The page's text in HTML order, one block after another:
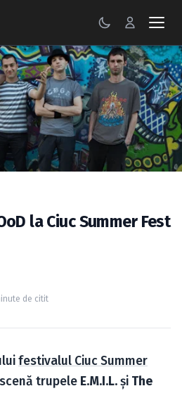
la Ciuc Summer Fest
de citit
festivalul Ciuc Summer
trupele E.M.I.L.şi The